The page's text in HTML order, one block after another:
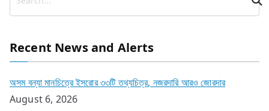
Recent News and Alerts
অসম বন্যা মানচিত্রে ইসরোর ৩৩টি তথ্যচিত্র, নজরদারি আরও জোরদার
August 6, 2026